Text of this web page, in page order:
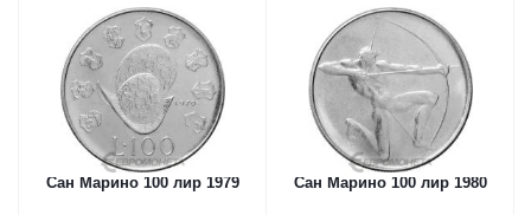
Сан Марино 100 лир 1979 Сан Марино 100 лир 1980